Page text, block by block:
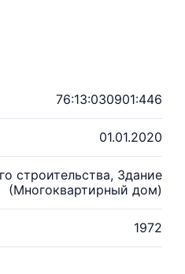
76:13:030901:446
01.01.2020
строительства, Здание
(Многоквартирный дом)
1972